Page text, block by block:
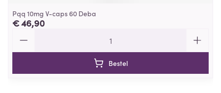
Pqq 10mg V-caps 60 Deba
€ 46,90
Bestel